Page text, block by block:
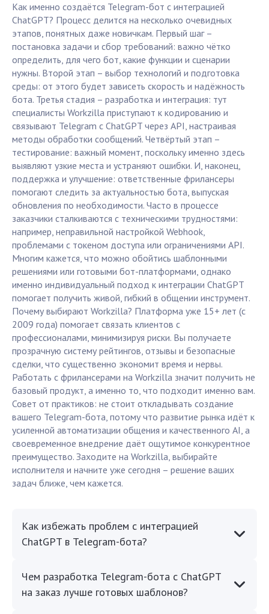
Как именно создаётся Telegram-бот с интеграцией
ChatGPT? Процесс делится на несколько очевидных
этапов, понятных даже новичкам. Первый шаг –
постановка задачи и сбор требований: важно чётко
определить, для чего бот, какие функции и сценарии
нужны. Второй этап – выбор технологий и подготовка
среды: от этого будет зависеть скорость и надёжность
бота. Третья стадия – разработка и интеграция: тут
специалисты Workzilla приступают к кодированию и
связывают Telegram с ChatGPT через API, настраивая
методы обработки сообщений. Четвёртый этап –
тестирование: важный момент, поскольку именно здесь
выявляют узкие места и устраняют ошибки. И, наконец,
поддержка и улучшение: ответственные фрилансеры
помогают следить за актуальностью бота, выпуская
обновления по необходимости. Часто в процессе
заказчики сталкиваются с техническими трудностями:
например, неправильной настройкой Webhook,
проблемами с токеном доступа или ограничениями API.
Многим кажется, что можно обойтись шаблонными
решениями или готовыми бот-платформами, однако
именно индивидуальный подход к интеграции ChatGPT
помогает получить живой, гибкий в общении инструмент.
Почему выбирают Workzilla? Платформа уже 15+ лет (с
2009 года) помогает связать клиентов с
профессионалами, минимизируя риски. Вы получаете
прозрачную систему рейтингов, отзывы и безопасные
сделки, что существенно экономит время и нервы.
Работать с фрилансерами на Workzilla значит получить не
базовый продукт, а именно то, что подходит именно вам.
Совет от практиков: не стоит откладывать создание
вашего Telegram-бота, потому что развитие рынка идёт к
усиленной автоматизации общения и качественного AI, а
своевременное внедрение даёт ощутимое конкурентное
преимущество. Заходите на Workzilla, выбирайте
исполнителя и начните уже сегодня – решение ваших
задач ближе, чем кажется.
Как избежать проблем с интеграцией
ChatGPT в Telegram-бота?
Чем разработка Telegram-бота с ChatGPT
на заказ лучше готовых шаблонов?